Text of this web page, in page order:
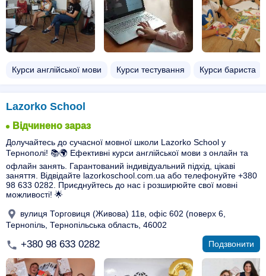
Курси англійської мови Курси тестування Курси бариста
Lazorko School
Відчинено зараз
Долучайтесь до сучасної мовної школи Lazorko School у
Тернополі! 📚🌍 Ефективні курси англійської мови з онлайн та
офлайн занять. Гарантований індивідуальний підхід, цікаві
заняття. Відвідайте lazorkoschool.com.ua або телефонуйте +380
98 633 0282. Приєднуйтесь до нас і розширюйте свої мовні
можливості! 🌟
вулиця Торговиця (Живова) 11в, офіс 602 (поверх 6,
Тернопіль, Тернопільська область, 46002
+380 98 633 0282 Подзвонити